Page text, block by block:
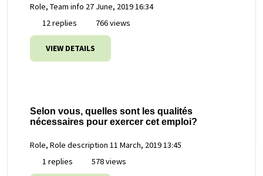
Role, Team info 27 June, 2019 16:34
12 replies
766 views
VIEW DETAILS
Selon vous, quelles sont les qualités
nécessaires pour exercer cet emploi?
Role, Role description 11 March, 2019 13:45
1 replies
578 views